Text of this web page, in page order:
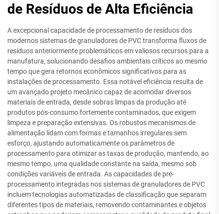
de Resíduos de Alta Eficiência
A excepcional capacidade de processamento de resíduos dos
modernos sistemas de granuladores de PVC transforma fluxos de
resíduos anteriormente problemáticos em valiosos recursos para a
manufatura, solucionando desafios ambientais críticos ao mesmo
tempo que gera retornos econômicos significativos para as
instalações de processamento. Essa notável eficiência resulta de
um avançado projeto mecânico capaz de acomodar diversos
materiais de entrada, desde sobras limpas da produção até
produtos pós-consumo fortemente contaminados, que exigem
limpeza e preparação extensivas. Os robustos mecanismos de
alimentação lidam com formas e tamanhos irregulares sem
esforço, ajustando automaticamente os parâmetros de
processamento para otimizar as taxas de produção, mantendo, ao
mesmo tempo, uma qualidade constante na saída, mesmo sob
condições variáveis de entrada. As capacidades de pré-
processamento integradas nos sistemas de granuladores de PVC
incluem tecnologias automatizadas de classificação que separam
diferentes tipos de materiais, removendo contaminantes e objetos